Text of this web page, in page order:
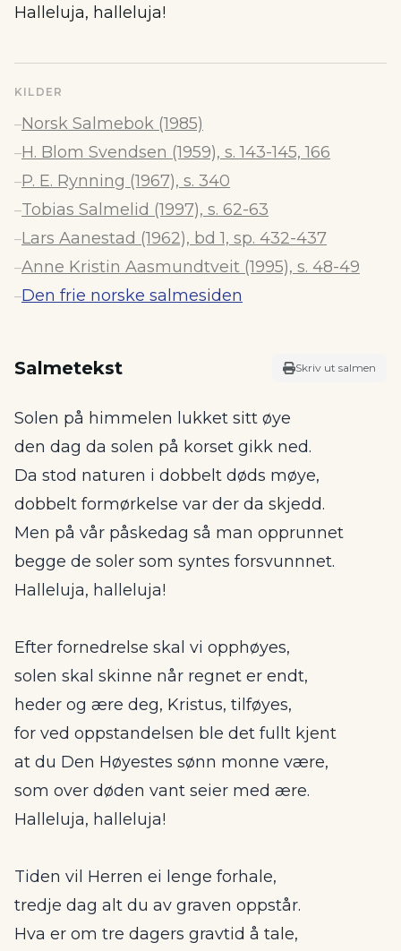
Halleluja, halleluja!
KILDER
–Norsk Salmebok (1985)
–H. Blom Svendsen (1959), s. 143-145, 166
–P. E. Rynning (1967), s. 340
–Tobias Salmelid (1997), s. 62-63
–Lars Aanestad (1962), bd 1, sp. 432-437
–Anne Kristin Aasmundtveit (1995), s. 48-49
–Den frie norske salmesiden
Salmetekst Skriv ut salmen
Solen på himmelen lukket sitt øye
den dag da solen på korset gikk ned.
Da stod naturen i dobbelt døds møye,
dobbelt formørkelse var der da skjedd.
Men på vår påskedag så man opprunnet
begge de soler som syntes forsvunnnet.
Halleluja, halleluja!
Efter fornedrelse skal vi opphøyes,
solen skal skinne når regnet er endt,
heder og ære deg, Kristus, tilføyes,
for ved oppstandelsen ble det fullt kjent
at du Den Høyestes sønn monne være,
som over døden vant seier med ære.
Halleluja, halleluja!
Tiden vil Herren ei lenge forhale,
tredje dag alt du av graven oppstår.
Hva er om tre dagers gravtid å tale,